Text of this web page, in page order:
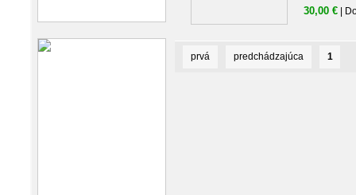
30,00 € |
prvá predchádzajúca 1